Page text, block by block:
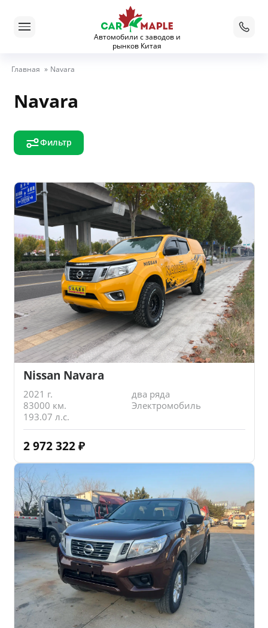
Автомобили с заводов и
рынков Китая
Главная » Navara
Navara
Фильтр
Nissan Navara
2021 г.
два ряда
83000 км.
Электромобиль
193.07 л.с.
2 972 322 ₽